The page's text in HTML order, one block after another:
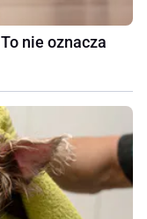
nie oznacza